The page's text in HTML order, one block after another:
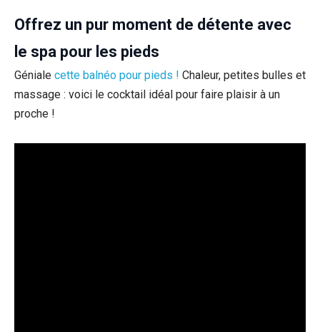
Offrez un pur moment de détente avec
le spa pour les pieds
Géniale cette balnéo pour pieds ! Chaleur, petites bulles et
massage : voici le cocktail idéal pour faire plaisir à un
proche !